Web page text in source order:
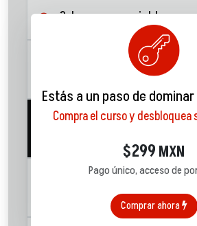
2. Ingresos variables
3. La Regla 50-30-20 con
ingresos variables
4. Proyección de
5. Proyección de gastos
Estás a un paso de
Compra el curso y
$299 MXN
Pago único, acceso de
Comprar ahora